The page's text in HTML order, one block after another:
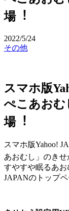
場︕
2022/5/24
その他
スマホ版
ぺこあおむ
場︕
スマホ版Yahoo!
あおむし」のき
すやすや眠るあお
JAPANのトップ